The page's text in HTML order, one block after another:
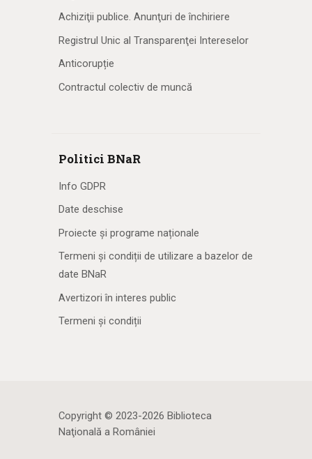
Achiziţii publice. Anunţuri de închiriere
Registrul Unic al Transparenţei Intereselor
Anticorupție
Contractul colectiv de muncă
Politici BNaR
Info GDPR
Date deschise
Proiecte și programe naționale
Termeni și condiții de utilizare a bazelor de
date BNaR
Avertizori în interes public
Termeni și condiții
Copyright © 2023-2026 Biblioteca
Naţională a României